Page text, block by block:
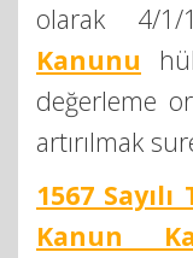
olarak 4/
Kanunu
değerleme
artırılmak
1567
Kanun